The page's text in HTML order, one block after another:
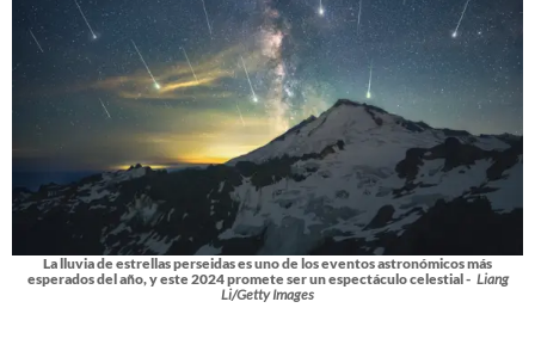
La lluvia de estrellas perseidas es uno de los eventos astronómicos más
esperados del año, y este 2024 promete ser un espectáculo celestial - Liang
Li/Getty Images